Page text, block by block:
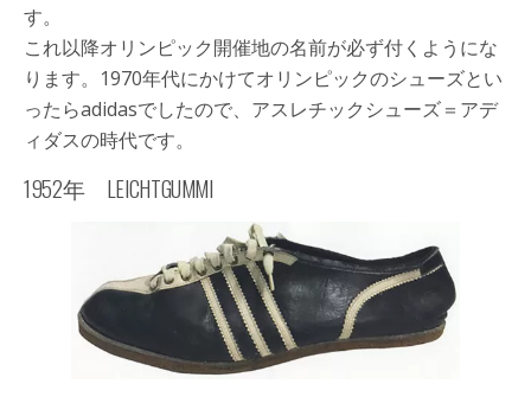
す。
これ以降オリンピック開催地の名前が必ず付くようにな
ります。1970年代にかけてオリンピックのシューズとい
ったらadidasでしたので、アスレチックシューズ＝アデ
ィダスの時代です。
1952年 LEICHTGUMMI